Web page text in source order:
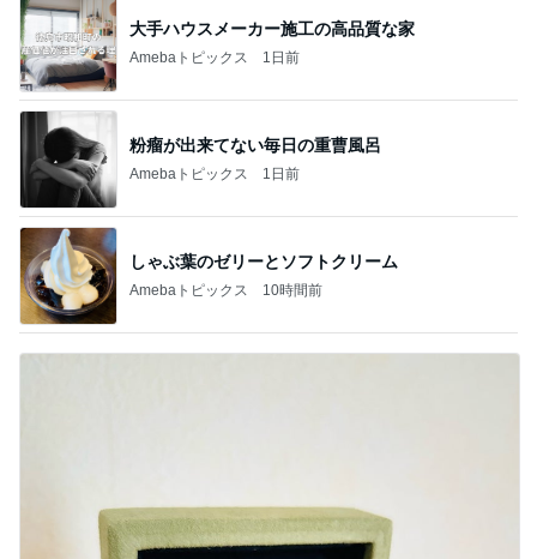
大手ハウスメーカー施工の高品質な家
Amebaトピックス 1日前
粉瘤が出来てない毎日の重曹風呂
Amebaトピックス 1日前
しゃぶ葉のゼリーとソフトクリーム
Amebaトピックス 10時間前